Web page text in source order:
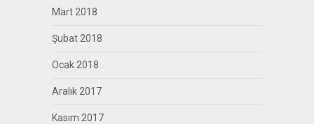
Mart 2018
Şubat 2018
Ocak 2018
Aralık 2017
Kasım 2017